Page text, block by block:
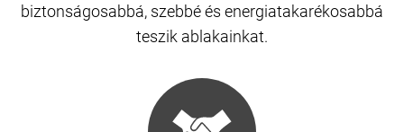
biztonságosabbá, szebbé és energiatakarékosabbá
teszik ablakainkat.